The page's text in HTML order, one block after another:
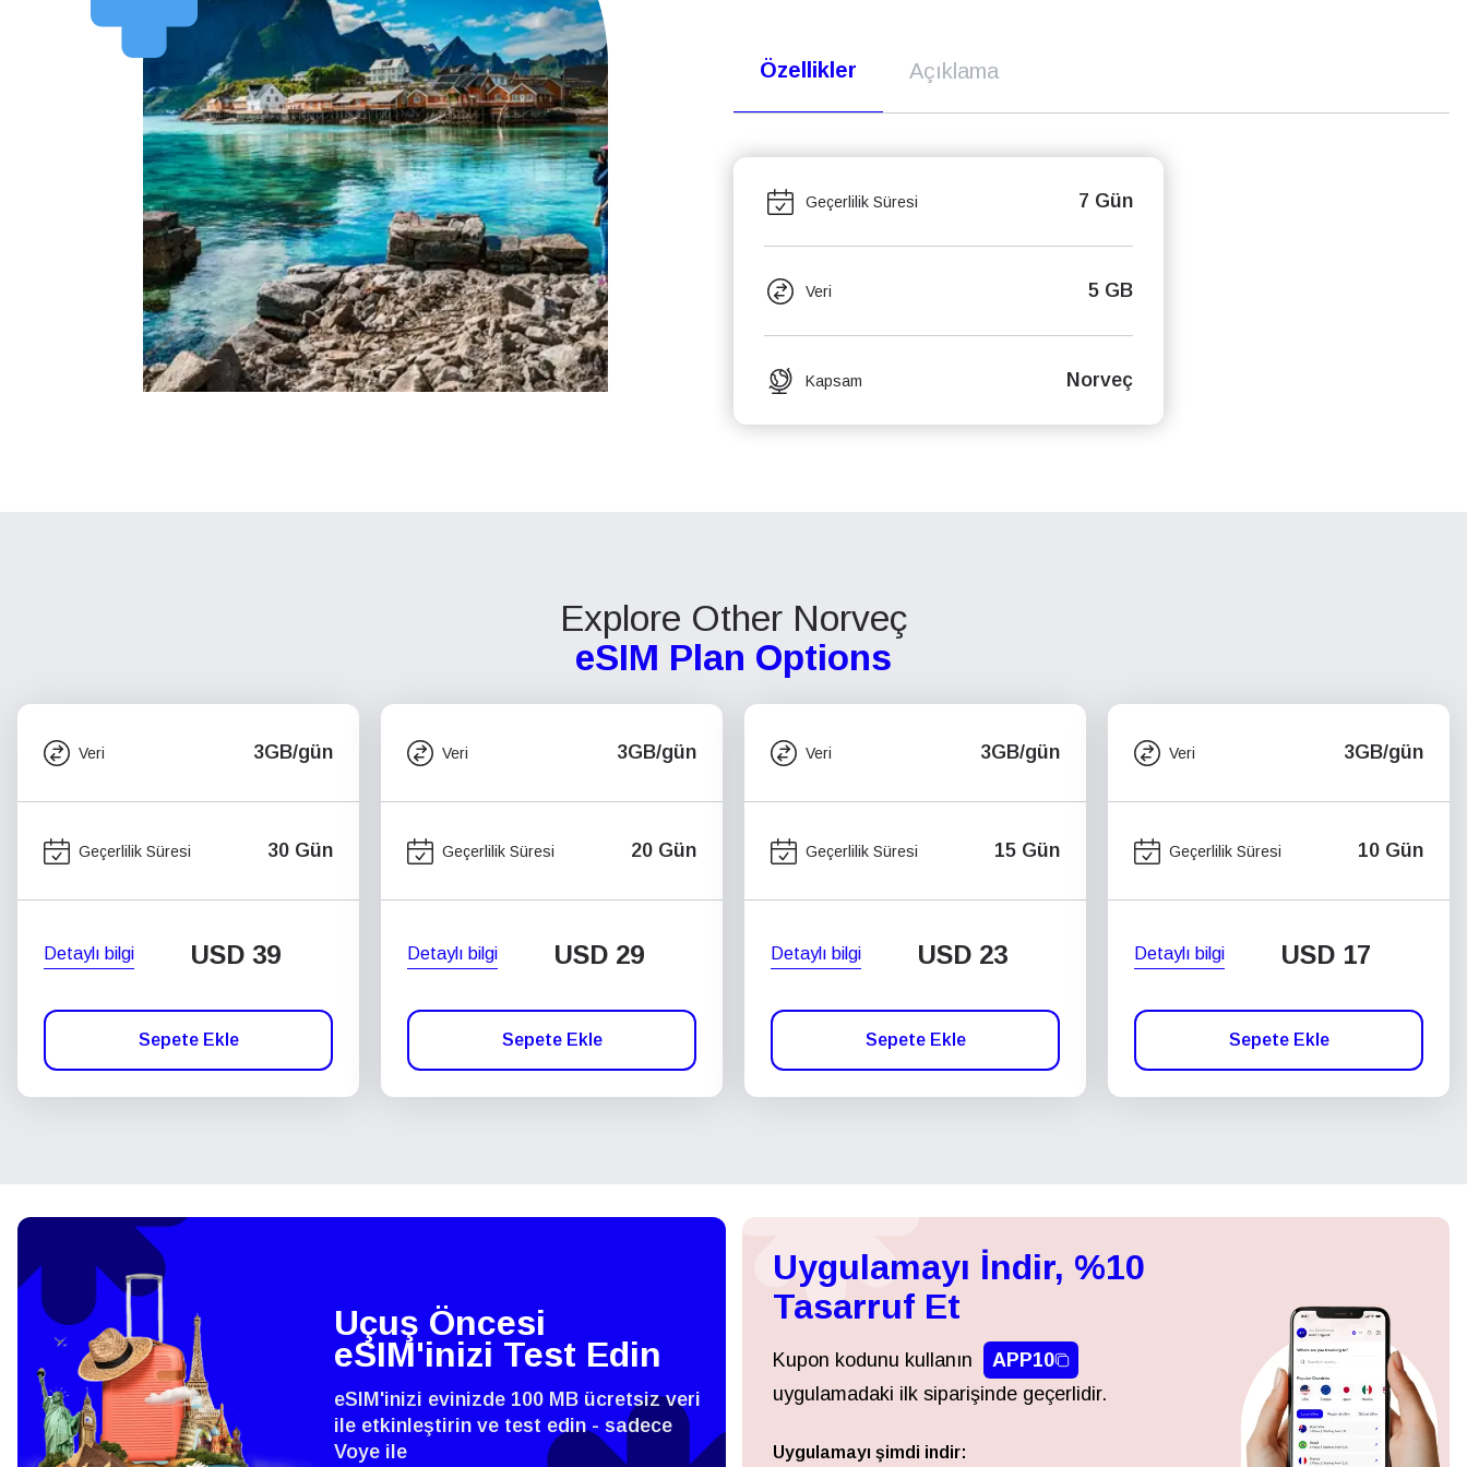
Özellikler Açıklama
Geçerlilik Süresi 7 Gün
Veri 5 GB
Kapsam Norveç
Explore Other Norveç
eSIM Plan Options
Veri 3GB/gün
Geçerlilik Süresi 30 Gün
Detaylı bilgi USD 39
Sepete Ekle
Veri 3GB/gün
Geçerlilik Süresi 20 Gün
Detaylı bilgi USD 29
Sepete Ekle
Veri 3GB/gün
Geçerlilik Süresi 15 Gün
Detaylı bilgi USD 23
Sepete Ekle
Veri 3GB/gün
Geçerlilik Süresi 10 Gün
Detaylı bilgi USD 17
Sepete Ekle
Uçuş Öncesi
eSIM'inizi Test Edin
eSIM'inizi evinizde 100 MB ücretsiz veri
ile etkinleştirin ve test edin - sadece
Voye ile
Uygulamayı İndir, %10
Tasarruf Et
Kupon kodunu kullanın
APP10
uygulamadaki ilk siparişinde geçerlidir.
Uygulamayı şimdi indir:
Giriş Yap veya Kayıt Ol